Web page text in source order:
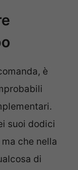
è
suoi dodici
che nella
di